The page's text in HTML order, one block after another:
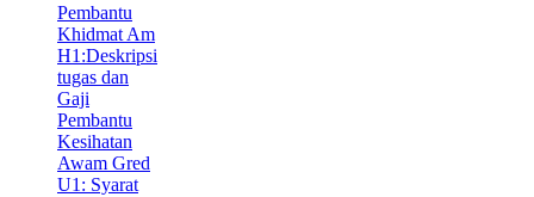
Pembantu
Khidmat Am
H1:Deskripsi
tugas dan
Gaji
Pembantu
Kesihatan
Awam Gred
U1: Syarat